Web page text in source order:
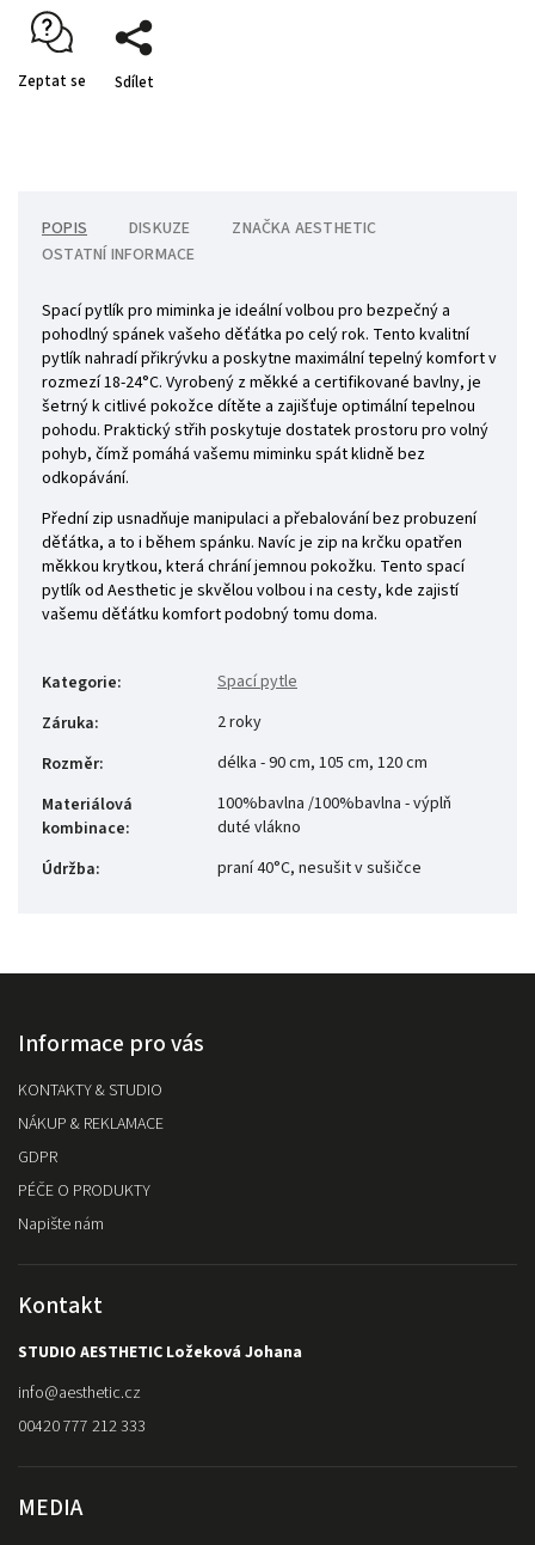
Zeptat se Sdílet
POPIS DISKUZE ZNAČKA AESTHETIC
OSTATNÍ INFORMACE
Spací pytlík pro miminka je ideální volbou pro bezpečný a
pohodlný spánek vašeho děťátka po celý rok. Tento kvalitní
pytlík nahradí přikrývku a poskytne maximální tepelný komfort v
rozmezí 18-24°C. Vyrobený z měkké a certifikované bavlny, je
šetrný k citlivé pokožce dítěte a zajišťuje optimální tepelnou
pohodu. Praktický střih poskytuje dostatek prostoru pro volný
pohyb, čímž pomáhá vašemu miminku spát klidně bez
odkopávání.
Přední zip usnadňuje manipulaci a přebalování bez probuzení
děťátka, a to i během spánku. Navíc je zip na krčku opatřen
měkkou krytkou, která chrání jemnou pokožku. Tento spací
pytlík od Aesthetic je skvělou volbou i na cesty, kde zajistí
vašemu děťátku komfort podobný tomu doma.
Kategorie:
Spací pytle
Záruka:
2 roky
Rozměr:
délka - 90 cm, 105 cm, 120 cm
Materiálová
kombinace:
100%bavlna /100%bavlna - výplň
duté vlákno
Údržba: praní 40°C, nesušit v sušičce
Informace pro vás
KONTAKTY & STUDIO
NÁKUP & REKLAMACE
GDPR
PÉČE O PRODUKTY
Napište nám
Kontakt
STUDIO AESTHETIC Ložeková Johana
info@aesthetic.cz
00420 777 212 333
MEDIA